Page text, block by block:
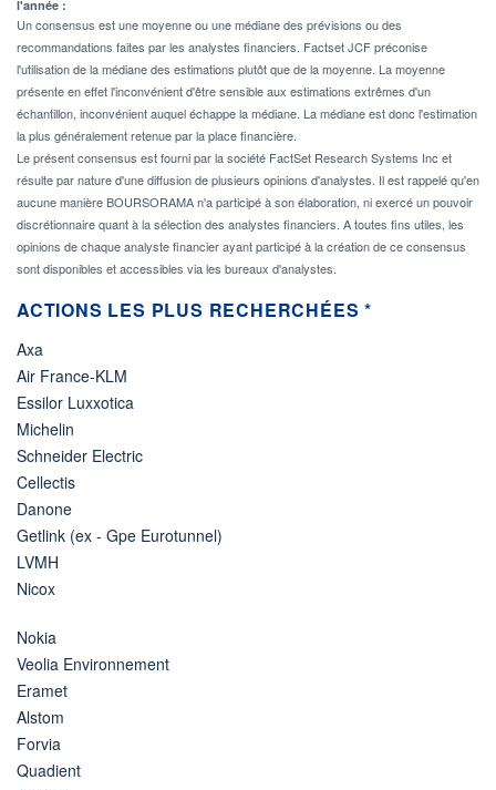
l'année :
Un consensus est une moyenne ou une médiane des prévisions ou des
recommandations faites par les analystes financiers. Factset JCF préconise
l'utilisation de la médiane des estimations plutôt que de la moyenne. La moyenne
présente en effet l'inconvénient d'être sensible aux estimations extrêmes d'un
échantillon, inconvénient auquel échappe la médiane. La médiane est donc l'estimation
la plus généralement retenue par la place financière.
Le présent consensus est fourni par la société FactSet Research Systems Inc et
résulte par nature d'une diffusion de plusieurs opinions d'analystes. Il est rappelé qu'en
aucune manière BOURSORAMA n'a participé à son élaboration, ni exercé un pouvoir
discrétionnaire quant à la sélection des analystes financiers. A toutes fins utiles, les
opinions de chaque analyste financier ayant participé à la création de ce consensus
sont disponibles et accessibles via les bureaux d'analystes.
ACTIONS LES PLUS RECHERCHÉES *
Axa
Air France-KLM
Essilor Luxxotica
Michelin
Schneider Electric
Cellectis
Danone
Getlink (ex - Gpe Eurotunnel)
LVMH
Nicox
Nokia
Veolia Environnement
Eramet
Alstom
Forvia
Quadient